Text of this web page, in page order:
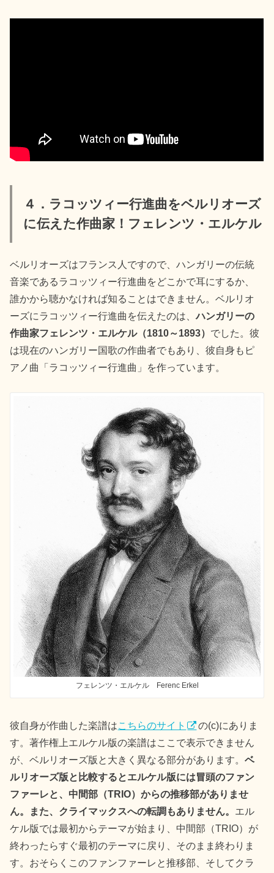
４．ラコッツィー行進曲をベルリオーズ
に伝えた作曲家！フェレンツ・エルケル
ベルリオーズはフランス人ですので、ハンガリーの伝統
音楽であるラコッツィー行進曲をどこかで耳にするか、
誰かから聴かなければ知ることはできません。ベルリオ
ーズにラコッツィー行進曲を伝えたのは、ハンガリーの
作曲家フェレンツ・エルケル（1810～1893） でした。彼
は現在のハンガリー国歌の作曲者でもあり、彼自身もピ
アノ曲「ラコッツィー行進曲」を作っています。
フェレンツ・エルケル Ferenc Erkel
彼自身が作曲した楽譜はこちらのサイト
の(c)にありま
す。著作権上エルケル版の楽譜はここで表示できません
が、ベルリオーズ版と大きく異なる部分があります。ベ
ルリオーズ版と比較するとエルケル版には冒頭のファン
ファーレと、中間部（TRIO）からの推移部がありませ
ん。また、クライマックスへの転調もありません。 エル
ケル版では最初からテーマが始まり、中間部（TRIO）が
終わったらすぐ最初のテーマに戻り、そのまま終わりま
す。おそらくこのファンファーレと推移部、そしてクラ